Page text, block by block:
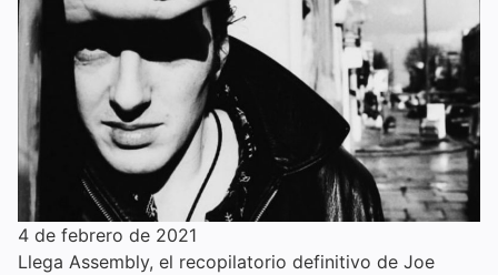
4 de febrero de 2021
Llega Assembly, el recopilatorio definitivo de Joe